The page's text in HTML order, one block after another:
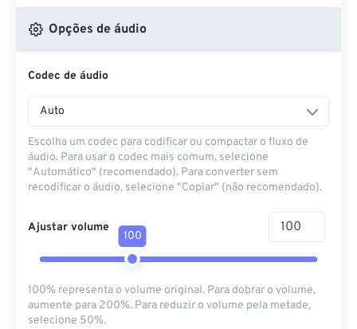
Do OneDrive
Opções de áudio
Codec de áudio
Auto
Escolha um codec para codificar ou compactar o fluxo de
áudio. Para usar o codec mais comum, selecione
"Automático" (recomendado). Para converter sem
recodificar o áudio, selecione "Copiar" (não recomendado).
Ajustar volume
100
100% representa o volume original. Para dobrar o volume,
aumente para 200%. Para reduzir o volume pela metade,
selecione 50%.